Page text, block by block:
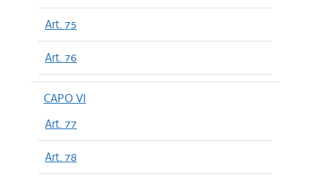
Art. 75
Art. 76
CAPO VI
Art. 77
Art. 78